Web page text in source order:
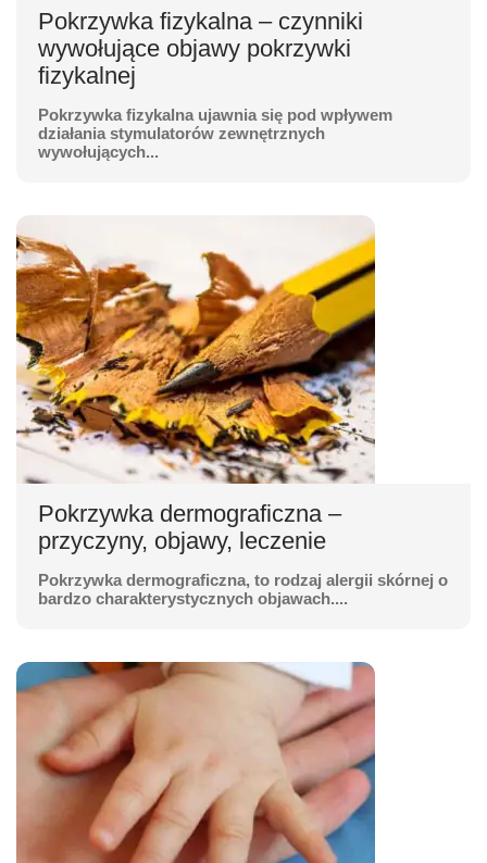
Pokrzywka fizykalna – czynniki
wywołujące objawy pokrzywki
fizykalnej
Pokrzywka fizykalna ujawnia się pod wpływem
działania stymulatorów zewnętrznych
wywołujących...
Pokrzywka dermograficzna –
przyczyny, objawy, leczenie
Pokrzywka dermograficzna, to rodzaj alergii skórnej o
bardzo charakterystycznych objawach....